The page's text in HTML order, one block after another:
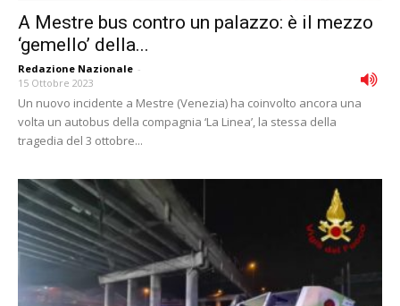
A Mestre bus contro un palazzo: è il mezzo
‘gemello’ della...
Redazione Nazionale -
15 Ottobre 2023
Un nuovo incidente a Mestre (Venezia) ha coinvolto ancora una
volta un autobus della compagnia ‘La Linea’, la stessa della
tragedia del 3 ottobre...